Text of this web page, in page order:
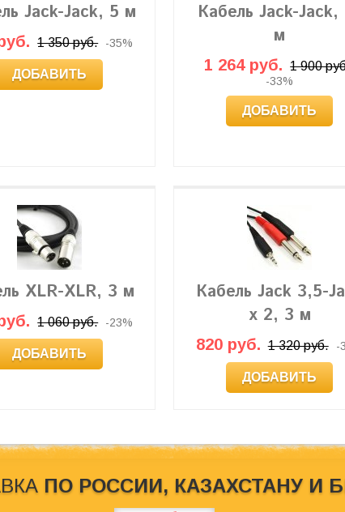
ПО РОССИИ, КАЗАХСТАНУ И
Jack-Jack, 5 м
1 350 руб. -35%
ДОБАВИТЬ
Кабель Jack-Jack,
м
1 264 руб. 1 900
-33%
ДОБАВИТЬ
XLR-XLR, 3 м
1 060 руб. -23%
ДОБАВИТЬ
Кабель Jack 3,5-
x 2, 3 м
820 руб. 1 320 руб. -
ДОБАВИТЬ
оборудования Behringer.Обратите внимание на то, что
положениями Статьи 437 (2) ГK РФ